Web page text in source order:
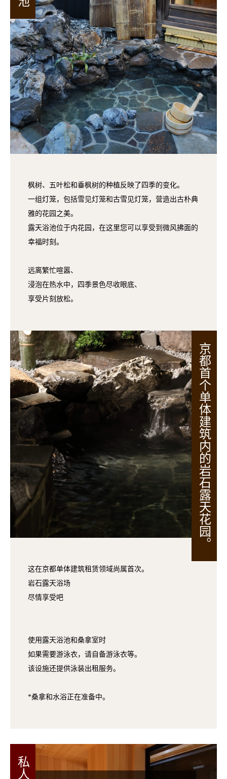
枫树、五叶松和垂枫树的种植反映了四季的变化。
一组灯笼，包括雪见灯笼和古雪见灯笼，营造出古朴典
雅的花园之美。
露天浴池位于内花园，在这里您可以享受到微风拂面的
幸福时刻。
远离繁忙喧嚣、
浸泡在热水中，四季景色尽收眼底、
享受片刻放松。
京都首个单体建筑内的岩石露天花园。
这在京都单体建筑租赁领域尚属首次。
岩石露天浴场
尽情享受吧
使用露天浴池和桑拿室时
如果需要游泳衣，请自备游泳衣等。
该设施还提供泳装出租服务。
*桑拿和水浴正在准备中。